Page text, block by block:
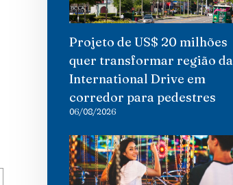
Projeto de US$ 20 milhões
quer transformar região da
International Drive em
corredor para pedestres
06/08/2026